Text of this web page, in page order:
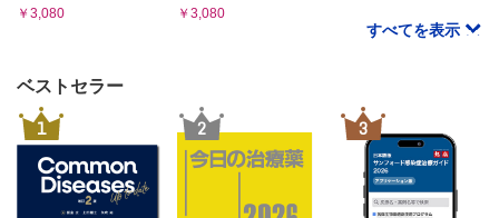
￥3,080 ￥3,080
すべてを表示
ベストセラー
1 2 3